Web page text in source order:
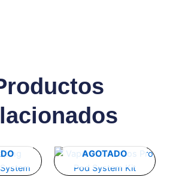
AGOTADO
Este
producto